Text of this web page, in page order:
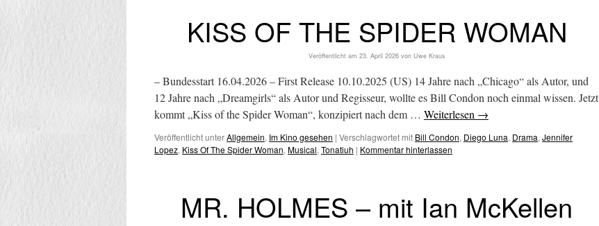
KISS OF THE SPIDER WOMAN
Veröffentlicht am 23. April 2026 von Uwe Kraus
– Bundesstart 16.04.2026 – First Release 10.10.2025 (US) 14 Jahre nach „Chicago“ als Autor, und
12 Jahre nach „Dreamgirls“ als Autor und Regisseur, wollte es Bill Condon noch einmal wissen. Jetzt
kommt „Kiss of the Spider Woman“, konzipiert nach dem … Weiterlesen →
Veröffentlicht unterAllgemein, Im Kino gesehen | Verschlagwortet mit Bill Condon, Diego Luna, Drama, Jennifer
Lopez, Kiss Of The Spider Woman, Musical, Tonatiuh | Kommentar hinterlassen
MR. HOLMES – mit Ian McKellen